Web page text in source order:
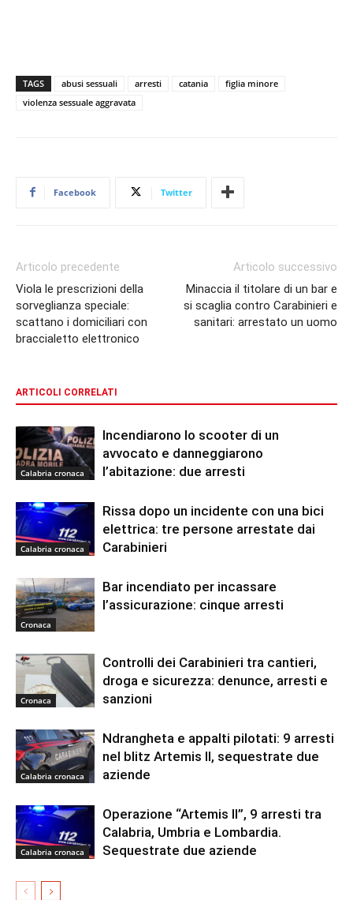
TAGS abusi sessuali arresti catania
figlia minore
violenza sessuale aggravata
Facebook Twitter
Articolo precedente
Viola le prescrizioni della
sorveglianza speciale:
scattano i domiciliari con
braccialetto elettronico
Articolo successivo
Minaccia il titolare di un bar e
si scaglia contro Carabinieri e
sanitari: arrestato un uomo
ARTICOLI CORRELATI
Calabria cronaca
Incendiarono lo scooter di un
avvocato e danneggiarono
l’abitazione: due arresti
Calabria cronaca
Rissa dopo un incidente con una bici
elettrica: tre persone arrestate dai
Carabinieri
Cronaca
Bar incendiato per incassare
l’assicurazione: cinque arresti
Cronaca
Controlli dei Carabinieri tra cantieri,
droga e sicurezza: denunce, arresti e
sanzioni
Calabria cronaca
Ndrangheta e appalti pilotati: 9 arresti
nel blitz Artemis II, sequestrate due
aziende
Calabria cronaca
Operazione “Artemis II”, 9 arresti tra
Calabria, Umbria e Lombardia.
Sequestrate due aziende